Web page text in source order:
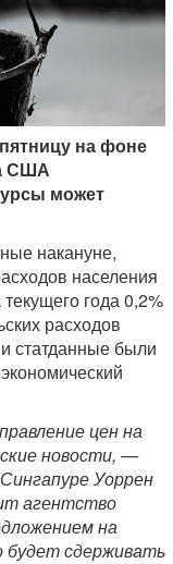
на фоне
США
может
накануне,
населения
года 0,2%
расходов
статданные были
цен на
новости, —
Уоррен
агентство
на
будет сдерживать